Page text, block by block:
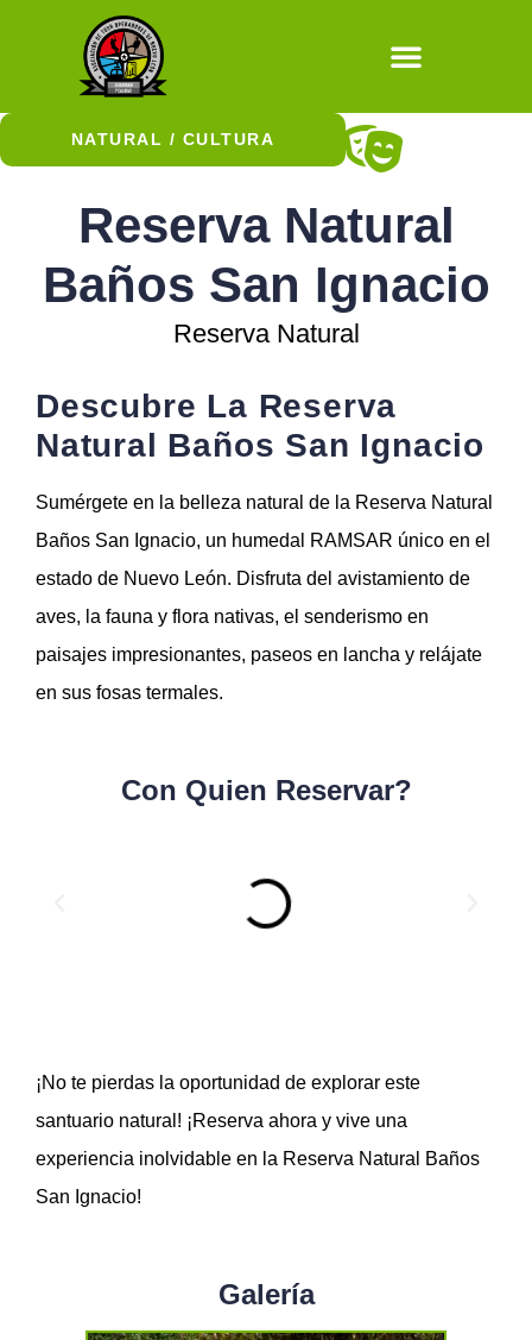
NATURAL / CULTURA
Reserva Natural
Baños San Ignacio
Reserva Natural
Descubre La Reserva
Natural Baños San Ignacio
Sumérgete en la belleza natural de la Reserva Natural
Baños San Ignacio, un humedal RAMSAR único en el
estado de Nuevo León. Disfruta del avistamiento de
aves, la fauna y flora nativas, el senderismo en
paisajes impresionantes, paseos en lancha y relájate
en sus fosas termales.
Con Quien Reservar?
¡No te pierdas la oportunidad de explorar este
santuario natural! ¡Reserva ahora y vive una
experiencia inolvidable en la Reserva Natural Baños
San Ignacio!
Galería